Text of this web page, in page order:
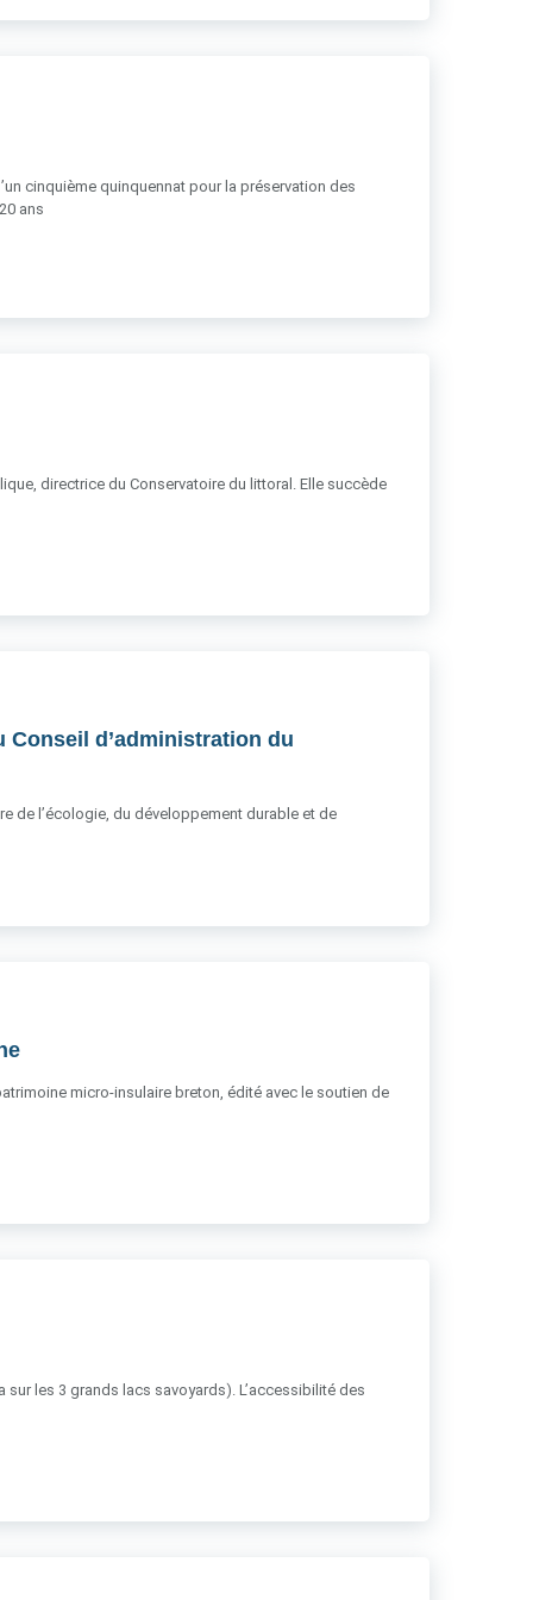
cinquième quinquennat pour la préservation des
ans
directrice du Conservatoire du littoral. Elle succède
Conseil d’administration du
de l’écologie, du développement durable et de
micro-insulaire breton, édité avec le soutien de
les 3 grands lacs savoyards). L’accessibilité des